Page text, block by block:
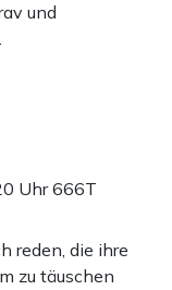
und
Uhr666T
reden, die ihre
zu täuschen